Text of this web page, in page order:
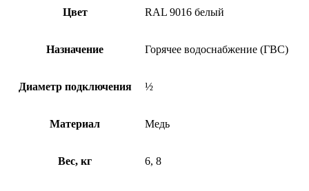
Цвет RAL 9016 белый
Назначение Горячее водоснабжение (ГВС)
Диаметр подключения ½
Материал Медь
Вес, кг 6, 8